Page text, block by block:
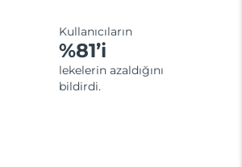
Kullanıcıların
%81’i
lekelerin azaldığını
bildirdi.